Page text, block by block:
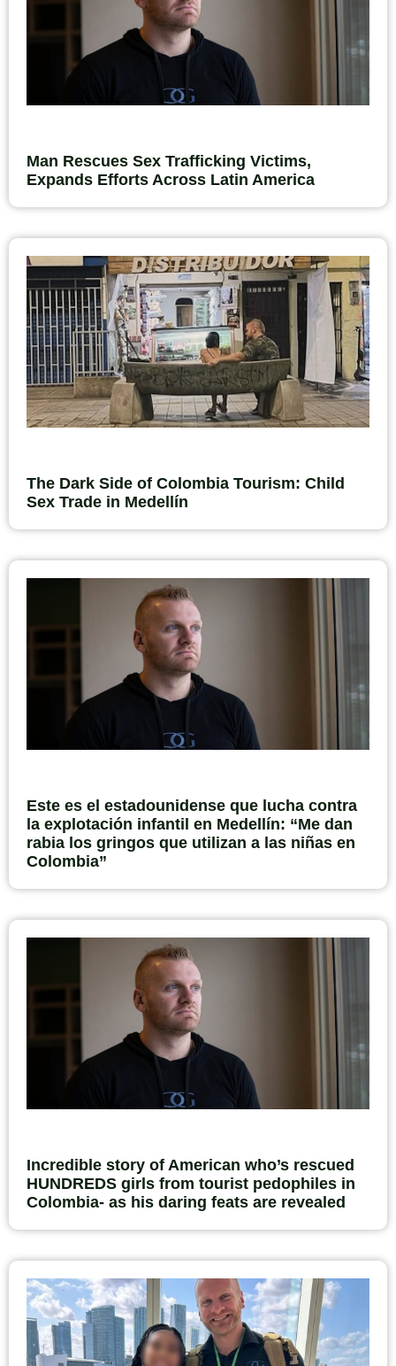
Man Rescues Sex Trafficking Victims,
Expands Efforts Across Latin America
The Dark Side of Colombia Tourism: Child
Sex Trade in Medellín
Este es el estadounidense que lucha contra
la explotación infantil en Medellín: “Me dan
rabia los gringos que utilizan a las niñas en
Colombia”
Incredible story of American who’s rescued
HUNDREDS girls from tourist pedophiles in
Colombia- as his daring feats are revealed